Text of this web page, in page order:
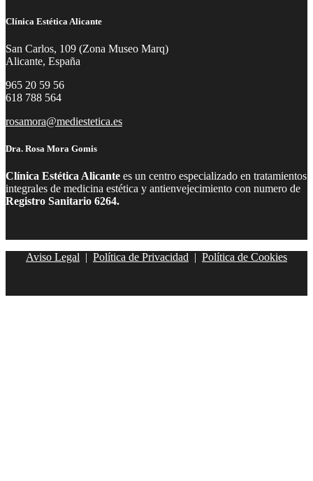
Clínica Estética Alicante
San Carlos, 109 (Zona Museo Marq)
Alicante, España
965 20 59 56
618 788 564
rosamora@mediestetica.es
Dra. Rosa Mora Gomis
Clínica Estética Alicante es un centro especializado en tratamientos
integrales de medicina estética y antienvejecimiento con numero de
Registro Sanitario 6264.
Aviso Legal | Política de Privacidad | Política de Cookies